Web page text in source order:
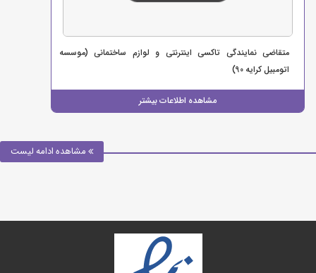
مشاهده اطلاعات بیشتر
متقاضی نمایندگی تاکسی اینترنتی و لوازم ساختمانی (موسسه
اتومبیل کرایه 90)
مشاهده ادامه لیست